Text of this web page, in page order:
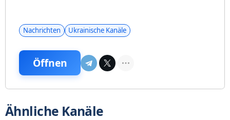
Nachrichten Ukrainische Kanäle
Öffnen
Ähnliche Kanäle